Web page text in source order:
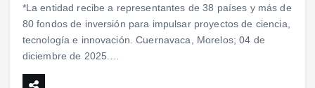
*La entidad recibe a representantes de 38 países y más de
80 fondos de inversión para impulsar proyectos de ciencia,
tecnología e innovación. Cuernavaca, Morelos; 04 de
diciembre de 2025.…